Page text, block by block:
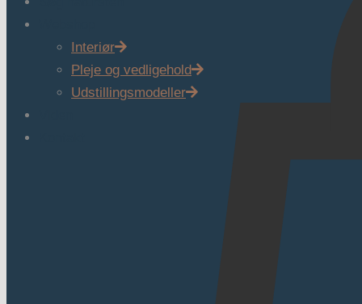
Interiør
Pleje og vedligehold
Udstillingsmodeller